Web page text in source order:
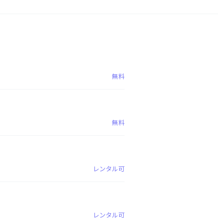
無料
無料
レンタル可
レンタル可